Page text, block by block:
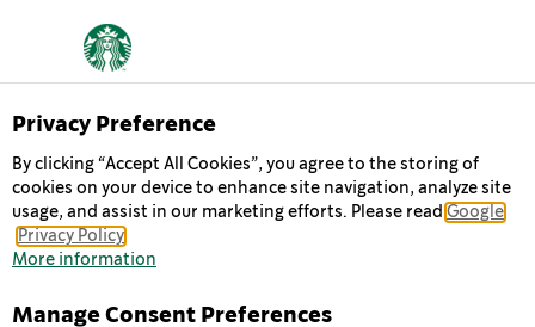
MOCHA
Frappuccino® Mocha المثلجة، فهي مستوحاة من وصفة أصلية
Privacy Preference
By clicking “Accept All Cookies”, you agree to the storing of
cookies on your device to enhance site navigation, analyze site
usage, and assist in our marketing efforts. Please read Google
Privacy Policy
More information
Manage Consent Preferences